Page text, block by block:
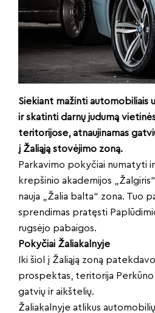
Siekiant mažinti automobiliais
ir skatinti darnų judumą
teritorijose, atnaujinamas
į Žaliąją stovėjimo zoną.
Parkavimo pokyčiai numatyti
krepšinio akademijos
nauja „Žalia balta“ zona. Tuo
sprendimas pratęsti
rugsėjo pabaigos.
Pokyčiai Žaliakalnyje
Iki šiol į Žaliąją zoną
prospektas, teritorija Perkūno
gatvių ir aikštelių.
Žaliakalnyje atlikus